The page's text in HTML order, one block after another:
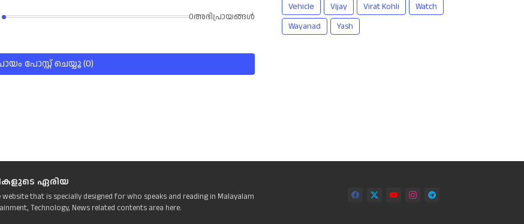
0അഭിപ്രായങ്ങള്‍
പോസ്റ്റ് ചെയ്യൂ (0)
Vehicle
Vijay Virat Kohli
Watch
Wayanad
Yash
ഏരിയ
website that is specially designed for who speaks and reading in Malayalam
Technology, News related contents area here.